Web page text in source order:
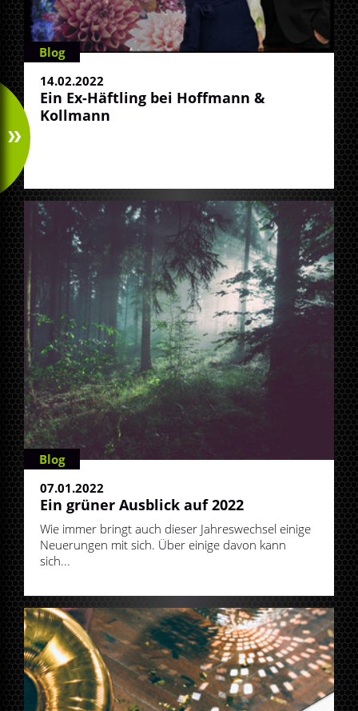
Blog
14.02.2022
Ein Ex-Häftling bei Hoffmann &
Kollmann
Blog
07.01.2022
Ein grüner Ausblick auf 2022
Wie immer bringt auch dieser Jahreswechsel einige
Neuerungen mit sich. Über einige davon kann
sich...